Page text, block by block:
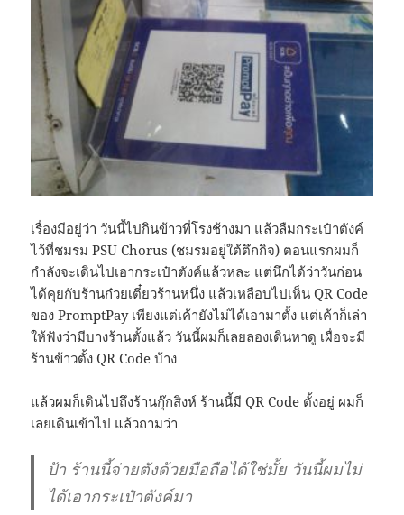
เรื่องมีอยู่ว่า วันนี้ไปกินข้าวที่โรงช้างมา แล้วลืมกระเป๋าตังค์
ไว้ที่ชมรม PSU Chorus (ชมรมอยู่ใต้ตึกกิจ) ตอนแรกผมก็
กำลังจะเดินไปเอากระเป๋าตังค์แล้วหละ แต่นึกได้ว่าวันก่อน
ได้คุยกับร้านก๋วยเตี๋ยวร้านหนึ่ง แล้วเหลือบไปเห็น QR Code
ของ PromptPay เพียงแต่เค้ายังไม่ได้เอามาตั้ง แต่เค้าก็เล่า
ให้ฟังว่ามีบางร้านตั้งแล้ว วันนี้ผมก็เลยลองเดินหาดู เผื่อจะมี
ร้านข้าวตั้ง QR Code บ้าง
แล้วผมก็เดินไปถึงร้านกุ๊กสิงห์ ร้านนี้มี QR Code ตั้งอยู่ ผมก็
เลยเดินเข้าไป แล้วถามว่า
ป้า ร้านนี้จ่ายตังด้วยมือถือได้ใช่มั้ย วันนี้ผมไม่
ได้เอากระเป๋าตังค์มา